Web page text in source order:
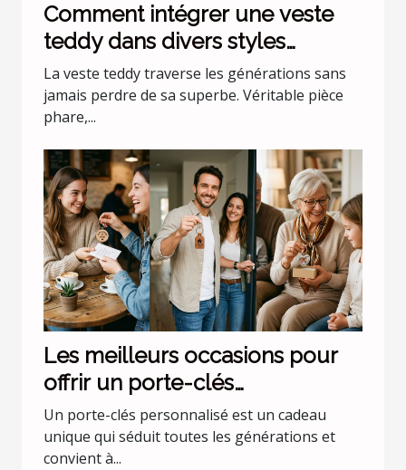
Comment intégrer une veste
teddy dans divers styles
vestimentaires ?
La veste teddy traverse les générations sans
jamais perdre de sa superbe. Véritable pièce
phare,...
Les meilleurs occasions pour
offrir un porte-clés
personnalisé
Un porte-clés personnalisé est un cadeau
unique qui séduit toutes les générations et
convient à...